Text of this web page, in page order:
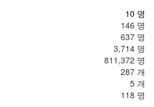
10 명
146 명
637 명
3,714 명
811,372 명
287 개
5 개
118 명